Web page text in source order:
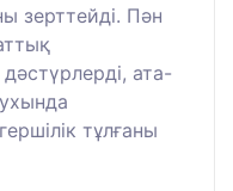
зерттейді. Пән
ата-
тұлғаны